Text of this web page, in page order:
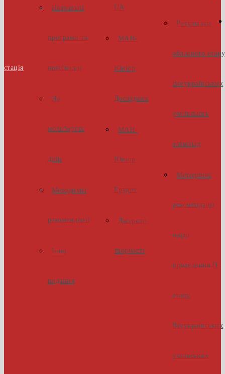
Навчальні
програми та
посібники
На
мольбертах
днів
Методичні
рекомендації
Інші
видання
UA
МАН-
Юніор
Дослідник
МАН-
Юніор
Ерудит
Джерело
творчості
Результати
обласного етапу
Всеукраїнських
учнівських
олімпіад
Методичні
рекомендації
щодо
проведення ІІ
етапу
Всеукраїнських
учнівських